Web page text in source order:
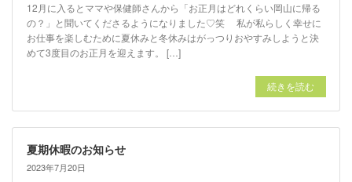
12月に入るとママや保健師さんから「お正月はどれくらい岡山に帰る
の？」と聞いてくださるようになりました♡笑 私が私らしく幸せに
お仕事を楽しむために夏休みと冬休みはがっつりおやすみしようと決
めて3度目のお正月を迎えます。 […]
続きを読む
夏期休暇のお知らせ
2023年7月20日